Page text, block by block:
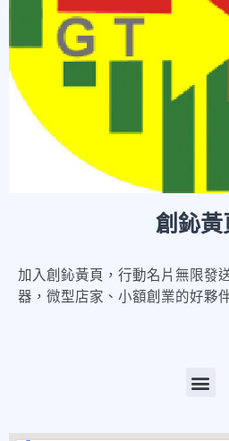
創鈊黃
加入創鈊黃頁，行動名片無限發
器，微型店家、小額創業的好夥